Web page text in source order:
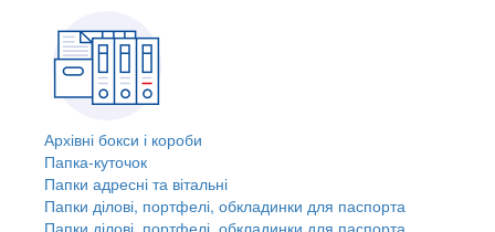
Архівні бокси і короби
Папка-куточок
Папки адресні та вітальні
Папки ділові, портфелі, обкладинки для паспорта
Папки ділові, портфелі, обкладинки для паспорта